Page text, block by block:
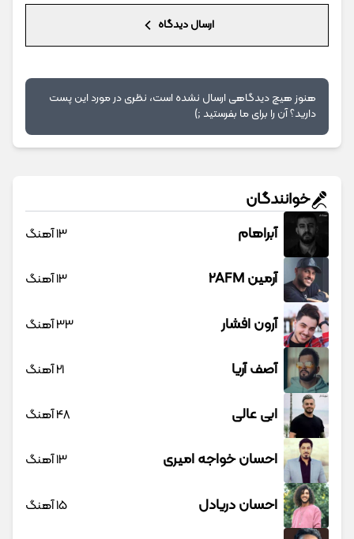
ارسال دیدگاه
هنوز هیچ دیدگاهی ارسال نشده است، نظری در مورد این پست
دارید؟ آن را برای ما بفرستید ;)
خوانندگان
آبراهام 13 آهنگ
آرمین 2AFM 13 آهنگ
آرون افشار 33 آهنگ
آصف آریا 21 آهنگ
ابی عالی 48 آهنگ
احسان خواجه امیری 13 آهنگ
احسان دریادل 15 آهنگ